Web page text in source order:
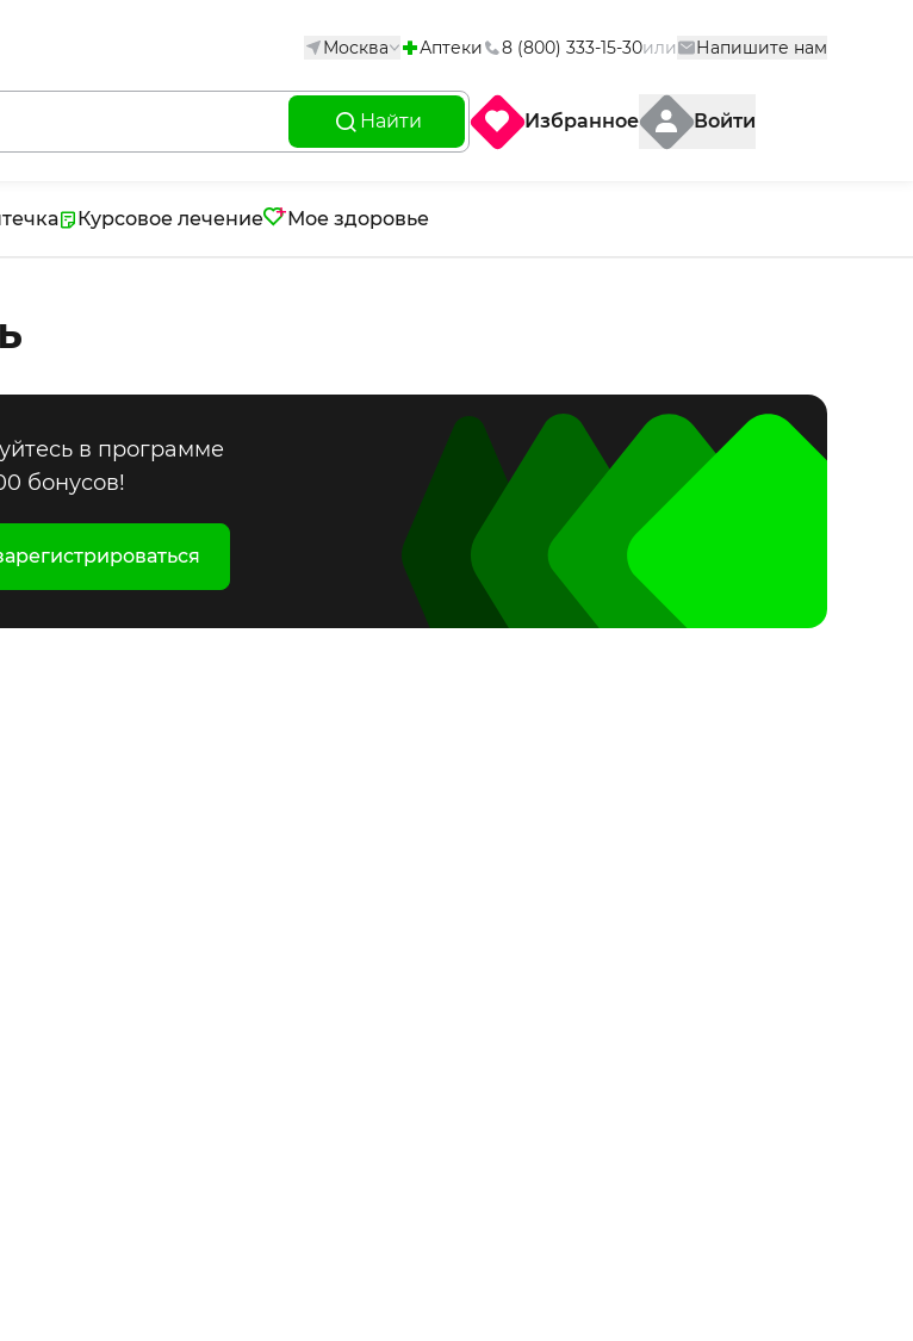
Москва Аптеки 8 (800) 333-15-30или Напишите нам
Найти Избранное Войти
Курсовое лечение Мое здоровье
в программе
бонусов!